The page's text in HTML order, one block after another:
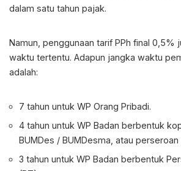
dalam satu tahun pajak.
Namun, penggunaan tarif PPh final 0,5%
waktu tertentu. Adapun jangka waktu
adalah:
7 tahun untuk WP Orang Pribadi.
4 tahun untuk WP Badan berbentuk
BUMDes / BUMDesma, atau
3 tahun untuk WP Badan berbentuk